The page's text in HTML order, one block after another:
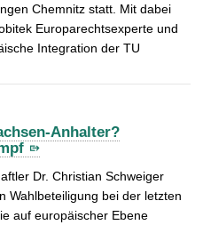
Chemnitz statt. Mit dabei
Europarechtsexperte und
Integration der TU
Anhalter?
Dr. Christian Schweiger
Wahlbeteiligung bei der letzten
auf europäischer Ebene